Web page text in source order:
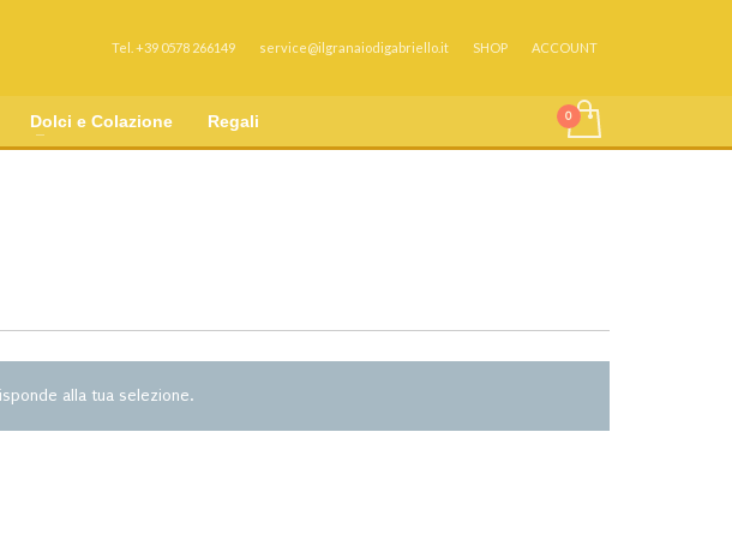
Tel. +39 0578 266149 service@ilgranaiodigabriello.it SHOP ACCOUNT
Dolci e Colazione Regali
alla tua selezione.